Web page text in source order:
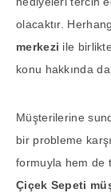
olacaktır.
merkezi ile
konu hakkında
Müşterilerine
bir probleme
formuyla hem de
Çiçek Sepeti